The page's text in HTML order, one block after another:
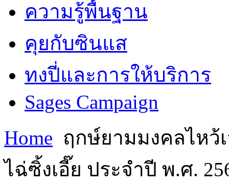
ความรู้พื้นฐาน
คุยกับซินแส
ทงปี่และการให้บริการ
Sages Campaign
Home ฤกษ์ยามมงคลไหว้
ไฉ่ซิ้งเอี๊ย ประจำปี พ.ศ.